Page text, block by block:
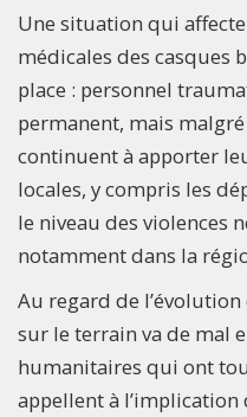
Une situation qui
médicales des casques
place : personnel
permanent, mais
continuent à apporter
locales, y compris les
le niveau des violences
notamment dans la
Au regard de
sur le terrain va de mal
humanitaires qui ont
appellent à